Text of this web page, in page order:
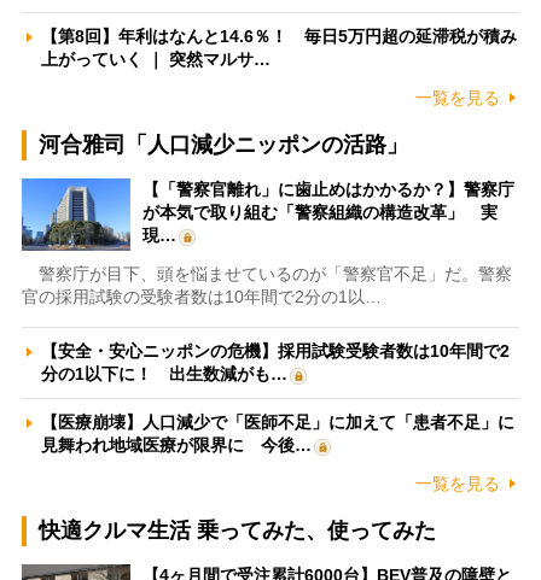
【第8回】年利はなんと14.6％！ 毎日5万円超の延滞税が積み
上がっていく ｜ 突然マルサ…
一覧を見る
河合雅司「人口減少ニッポンの活路」
【「警察官離れ」に歯止めはかかるか？】警察庁
が本気で取り組む「警察組織の構造改革」 実
現…
警察庁が目下、頭を悩ませているのが「警察官不足」だ。警察
官の採用試験の受験者数は10年間で2分の1以…
【安全・安心ニッポンの危機】採用試験受験者数は10年間で2
分の1以下に！ 出生数減がも…
【医療崩壊】人口減少で「医師不足」に加えて「患者不足」に
見舞われ地域医療が限界に 今後…
一覧を見る
快適クルマ生活 乗ってみた、使ってみた
【4ヶ月間で受注累計6000台】BEV普及の障壁と